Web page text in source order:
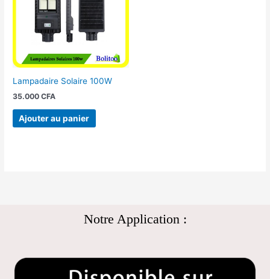
Lampadaire Solaire 100W
35.000CFA
Ajouter au panier
Notre Application :